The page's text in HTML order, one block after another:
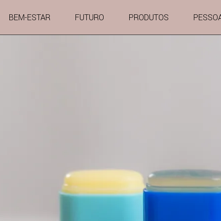
BEM-ESTAR FUTURO PRODUTOS